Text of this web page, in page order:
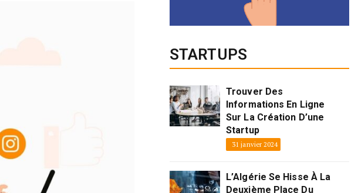
STARTUPS
Trouver Des
Informations En Ligne
Sur La Création D’une
Startup
31 janvier 2024
L’Algérie Se Hisse À La
Deuxième Place Du